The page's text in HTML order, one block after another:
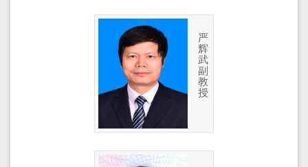
严
辉
武
副
教
授